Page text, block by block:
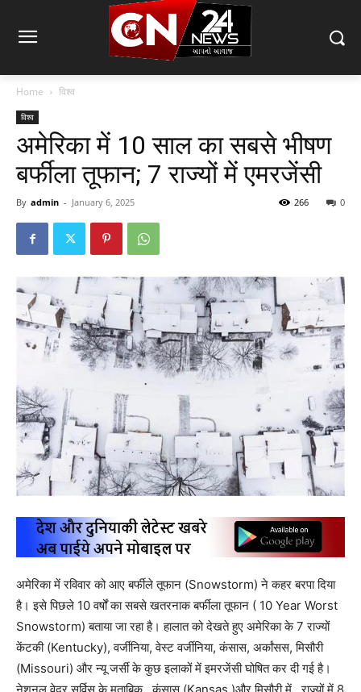
Home विश्व
विश्व
अमेरिका में 10 साल का सबसे भीषण
बर्फीला तूफान; 7 राज्यों में एमरजेंसी
By admin - January 6, 2025 0
266
अमेरिका में रविवार को आए बर्फीले तूफान (Snowstorm) ने कहर बरपा दिया
है। इसे पिछले 10 वर्षों का सबसे खतरनाक बर्फीला तूफान ( 10 Year Worst
Snowstorm) बताया जा रहा है। हालात को देखते हुए अमेरिका के 7 राज्यों
केंटकी (Kentucky), वर्जीनिया, वेस्ट वर्जीनिया, कंसास, अर्कांसस, मिसौरी
(Missouri) और न्यू जर्सी के कुछ इलाकों में इमरजेंसी घोषित कर दी गई है।